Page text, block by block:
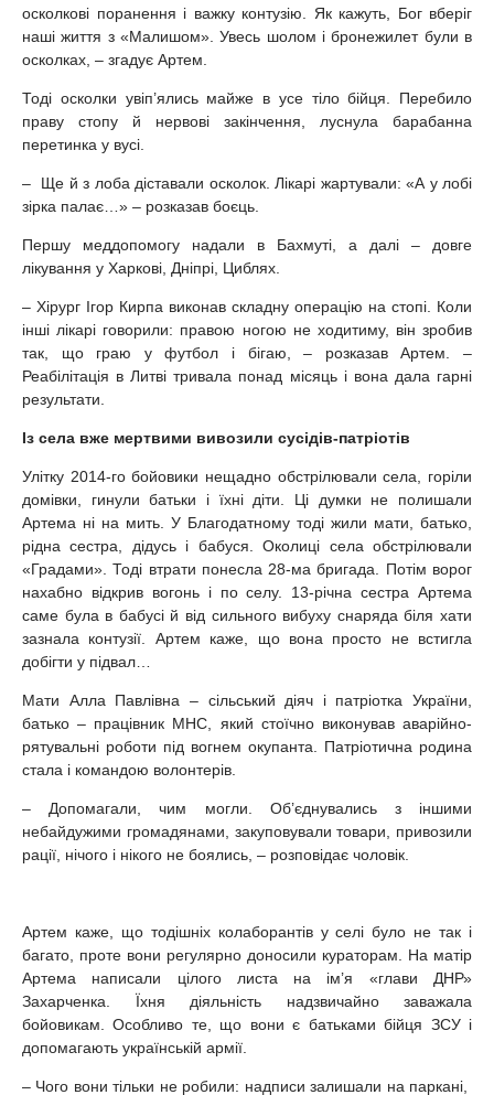
осколкові поранення і важку контузію. Як кажуть, Бог вберіг
наші життя з «Малишом». Увесь шолом і бронежилет були в
осколках, – згадує Артем.
Тоді осколки увіп’ялись майже в усе тіло бійця. Перебило
праву стопу й нервові закінчення, луснула барабанна
перетинка у вусі.
– Ще й з лоба діставали осколок. Лікарі жартували: «А у лобі
зірка палає…» – розказав боєць.
Першу меддопомогу надали в Бахмуті, а далі – довге
лікування у Харкові, Дніпрі, Циблях.
– Хірург Ігор Кирпа виконав складну операцію на стопі. Коли
інші лікарі говорили: правою ногою не ходитиму, він зробив
так, що граю у футбол і бігаю, – розказав Артем. –
Реабілітація в Литві тривала понад місяць і вона дала гарні
результати.
Із села вже мертвими вивозили сусідів-патріотів
Улітку 2014-го бойовики нещадно обстрілювали села, горіли
домівки, гинули батьки і їхні діти. Ці думки не полишали
Артема ні на мить. У Благодатному тоді жили мати, батько,
рідна сестра, дідусь і бабуся. Околиці села обстрілювали
«Градами». Тоді втрати понесла 28-ма бригада. Потім ворог
нахабно відкрив вогонь і по селу. 13-річна сестра Артема
саме була в бабусі й від сильного вибуху снаряда біля хати
зазнала контузії. Артем каже, що вона просто не встигла
добігти у підвал…
Мати Алла Павлівна – сільський діяч і патріотка України,
батько – працівник МНС, який стоїчно виконував аварійно-
рятувальні роботи під вогнем окупанта. Патріотична родина
стала і командою волонтерів.
– Допомагали, чим могли. Об’єднувались з іншими
небайдужими громадянами, закуповували товари, привозили
рації, нічого і нікого не боялись, – розповідає чоловік.
Артем каже, що тодішніх колаборантів у селі було не так і
багато, проте вони регулярно доносили кураторам. На матір
Артема написали цілого листа на ім’я «глави ДНР»
Захарченка. Їхня діяльність надзвичайно заважала
бойовикам. Особливо те, що вони є батьками бійця ЗСУ і
допомагають українській армії.
– Чого вони тільки не робили: надписи залишали на паркані,